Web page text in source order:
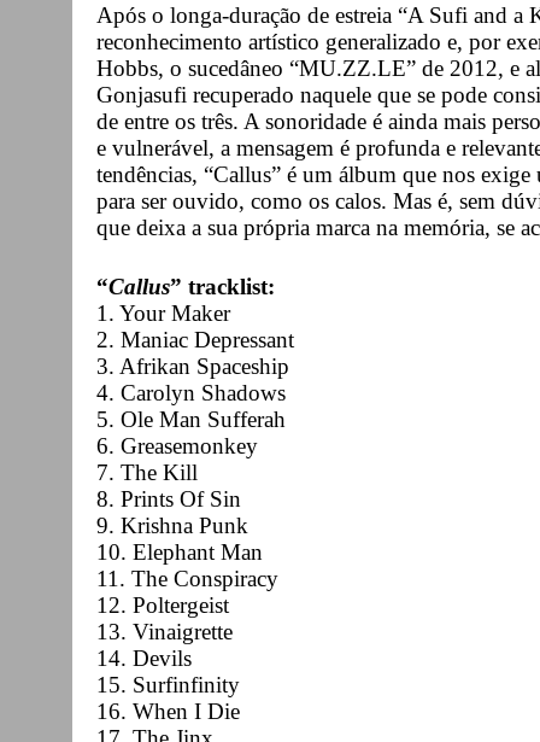
Após o longa-duração de estreia “A Sufi and
reconhecimento artístico generalizado e, por
Hobbs, o sucedâneo “MU.ZZ.LE” de 2012, e
Gonjasufi recuperado naquele que se pode
de entre os três. A sonoridade é ainda mais
e vulnerável, a mensagem é profunda e
tendências, “Callus” é um álbum que nos exige
para ser ouvido, como os calos. Mas é, sem
que deixa a sua própria marca na memória, se
“Callus” tracklist:
1. Your Maker
2. Maniac Depressant
3. Afrikan Spaceship
4. Carolyn Shadows
5. Ole Man Sufferah
6. Greasemonkey
7. The Kill
8. Prints Of Sin
9. Krishna Punk
10. Elephant Man
11. The Conspiracy
12. Poltergeist
13. Vinaigrette
14. Devils
15. Surfinfinity
16. When I Die